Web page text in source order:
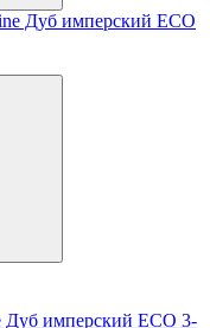
Дуб имперский ЕСО 3-